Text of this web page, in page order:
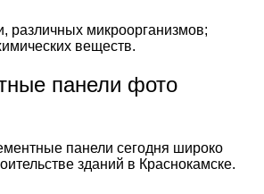
различных микроорганизмов;
веществ.
панели фото
панели сегодня широко
зданий в Краснокамске.